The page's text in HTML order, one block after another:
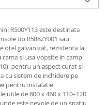
R500Y113 este destinata
tip R588ZY001 sau
otel galvanizat, rezistenta la
si usa vopsite in camp
pentru un aspect curat si
cu sistem de inchidere pe
pentru instalatie.
utile de 800 x 460 x 110–120
este nevoie de un spatiu